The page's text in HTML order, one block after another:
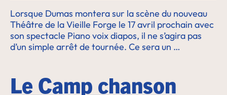
Lorsque Dumas montera sur la scène du nouveau
Théâtre de la Vieille Forge le 17 avril prochain avec
son spectacle Piano voix diapos, il ne s’agira pas
d’un simple arrêt de tournée. Ce sera un …
Le Camp chanson